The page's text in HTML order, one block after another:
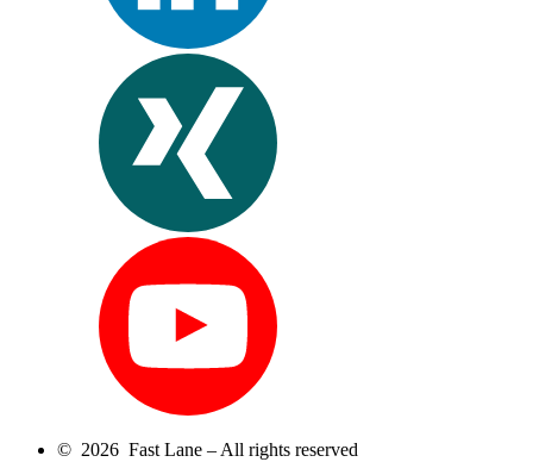
© 2026 Fast Lane – All rights reserved